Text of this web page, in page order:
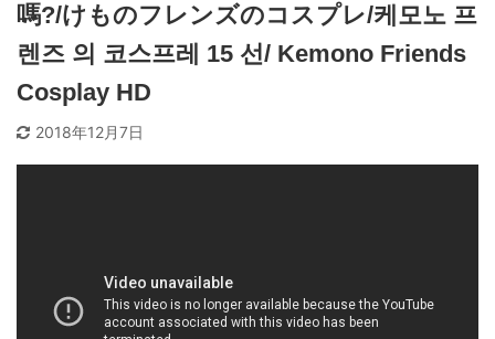
嗎?/けものフレンズのコスプレ/케모노 프
렌즈 의 코스프레 15 선/ Kemono Friends
Cosplay HD
2018年12月7日